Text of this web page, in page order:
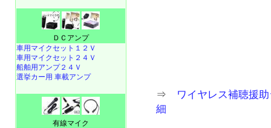
⇒ ワイヤレス補聴援
細
ＤＣアンプ
車用マイクセット１２Ｖ
車用マイクセット２４Ｖ
船舶用アンプ２４Ｖ
選挙カー用 車載アンプ
有線マイク